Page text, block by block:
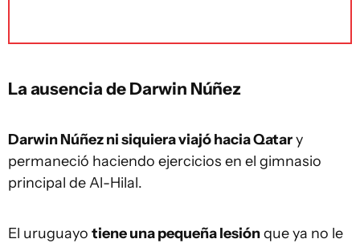
La ausencia de Darwin Núñez
Darwin Núñez ni siquiera viajó hacia Qatary
permaneció haciendo ejercicios en el gimnasio
principal de Al-Hilal.
El uruguayo tiene una pequeña lesiónque ya no le